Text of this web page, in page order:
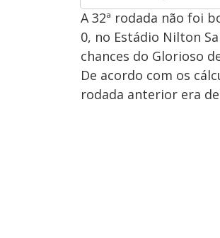
A 32ª rodada não foi
0, no Estádio Nilton
chances do Glorioso
De acordo com os
rodada anterior era de